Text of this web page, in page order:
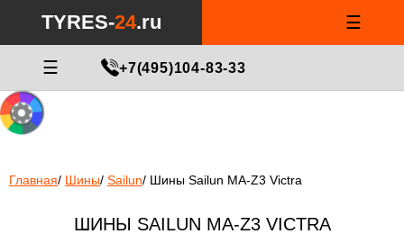
24.ru/html/catalog/controller/product/shinydiski.php
on line
TYRES-24.ru ☰
☰ +7(495)104-83-33
Главная/ Шины/ Sailun/ Шины Sailun MA-Z3 Victra
ШИНЫ SAILUN MA-Z3 VICTRA